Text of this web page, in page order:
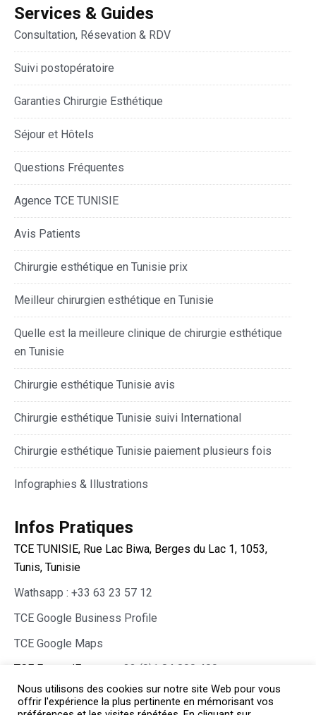
Services & Guides
Consultation, Résevation & RDV
Suivi postopératoire
Garanties Chirurgie Esthétique
Séjour et Hôtels
Questions Fréquentes
Agence TCE TUNISIE
Avis Patients
Chirurgie esthétique en Tunisie prix
Meilleur chirurgien esthétique en Tunisie
Quelle est la meilleure clinique de chirurgie esthétique
en Tunisie
Chirurgie esthétique Tunisie avis
Chirurgie esthétique Tunisie suivi International
Chirurgie esthétique Tunisie paiement plusieurs fois
Infographies & Illustrations
Infos Pratiques
TCE TUNISIE, Rue Lac Biwa, Berges du Lac 1, 1053,
Tunis, Tunisie
Wathsapp : +33 63 23 57 12
TCE Google Business Profile
TCE Google Maps
TCE France/Europe :
+33 (0)1 84 800 400
Nous utilisons des cookies sur notre site Web pour vous
offrir l'expérience la plus pertinente en mémorisant vos